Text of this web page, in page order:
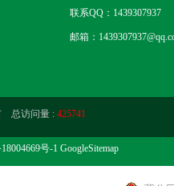
联系QQ：1439307937
邮箱：
总访问量 : 425741
号-1 GoogleSitemap